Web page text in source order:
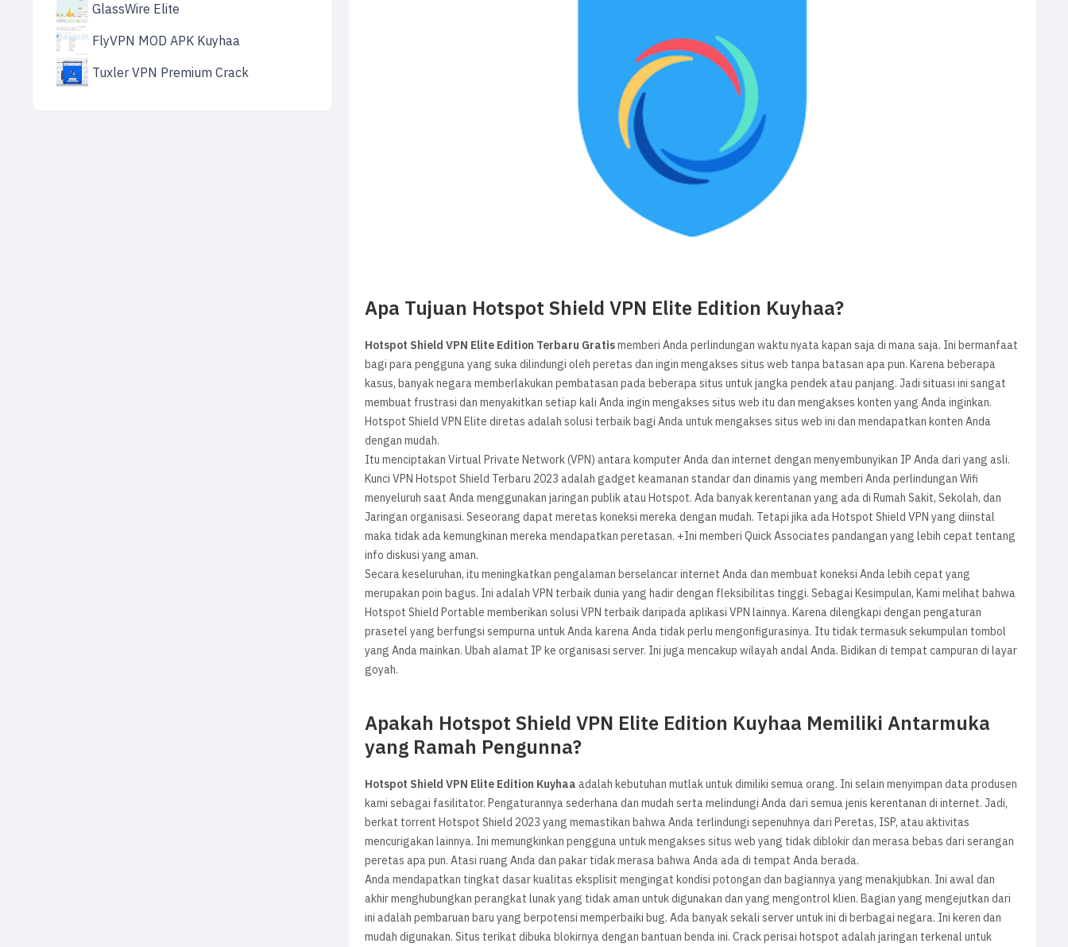
Apa Tujuan Hotspot Shield VPN Elite Edition Kuyhaa?
Hotspot Shield VPN Elite Edition Terbaru Gratismemberi Anda perlindungan waktu nyata kapan saja di mana saja. Ini bermanfaat
bagi para pengguna yang suka dilindungi oleh peretas dan ingin mengakses situs web tanpa batasan apa pun. Karena beberapa
kasus, banyak negara memberlakukan pembatasan pada beberapa situs untuk jangka pendek atau panjang. Jadi situasi ini sangat
membuat frustrasi dan menyakitkan setiap kali Anda ingin mengakses situs web itu dan mengakses konten yang Anda inginkan.
Hotspot Shield VPN Elite diretas adalah solusi terbaik bagi Anda untuk mengakses situs web ini dan mendapatkan konten Anda
dengan mudah.
Itu menciptakan Virtual Private Network (VPN) antara komputer Anda dan internet dengan menyembunyikan IP Anda dari yang asli.
Kunci VPN Hotspot Shield Terbaru 2023 adalah gadget keamanan standar dan dinamis yang memberi Anda perlindungan Wifi
menyeluruh saat Anda menggunakan jaringan publik atau Hotspot. Ada banyak kerentanan yang ada di Rumah Sakit, Sekolah, dan
Jaringan organisasi. Seseorang dapat meretas koneksi mereka dengan mudah. Tetapi jika ada Hotspot Shield VPN yang diinstal
maka tidak ada kemungkinan mereka mendapatkan peretasan. +Ini memberi Quick Associates pandangan yang lebih cepat tentang
info diskusi yang aman.
Secara keseluruhan, itu meningkatkan pengalaman berselancar internet Anda dan membuat koneksi Anda lebih cepat yang
merupakan poin bagus. Ini adalah VPN terbaik dunia yang hadir dengan fleksibilitas tinggi. Sebagai Kesimpulan, Kami melihat bahwa
Hotspot Shield Portable memberikan solusi VPN terbaik daripada aplikasi VPN lainnya. Karena dilengkapi dengan pengaturan
prasetel yang berfungsi sempurna untuk Anda karena Anda tidak perlu mengonfigurasinya. Itu tidak termasuk sekumpulan tombol
yang Anda mainkan. Ubah alamat IP ke organisasi server. Ini juga mencakup wilayah andal Anda. Bidikan di tempat campuran di layar
goyah.
Apakah Hotspot Shield VPN Elite Edition Kuyhaa Memiliki Antarmuka
yang Ramah Pengunna?
Hotspot Shield VPN Elite Edition Kuyhaaadalah kebutuhan mutlak untuk dimiliki semua orang. Ini selain menyimpan data produsen
kami sebagai fasilitator. Pengaturannya sederhana dan mudah serta melindungi Anda dari semua jenis kerentanan di internet. Jadi,
berkat torrent Hotspot Shield 2023 yang memastikan bahwa Anda terlindungi sepenuhnya dari Peretas, ISP, atau aktivitas
mencurigakan lainnya. Ini memungkinkan pengguna untuk mengakses situs web yang tidak diblokir dan merasa bebas dari serangan
peretas apa pun. Atasi ruang Anda dan pakar tidak merasa bahwa Anda ada di tempat Anda berada.
Anda mendapatkan tingkat dasar kualitas eksplisit mengingat kondisi potongan dan bagiannya yang menakjubkan. Ini awal dan
akhir menghubungkan perangkat lunak yang tidak aman untuk digunakan dan yang mengontrol klien. Bagian yang mengejutkan dari
ini adalah pembaruan baru yang berpotensi memperbaiki bug. Ada banyak sekali server untuk ini di berbagai negara. Ini keren dan
mudah digunakan. Situs terikat dibuka blokirnya dengan bantuan benda ini. Crack perisai hotspot adalah jaringan terkenal untuk
GlassWire Elite
FlyVPN MOD APK Kuyhaa
Tuxler VPN Premium Crack